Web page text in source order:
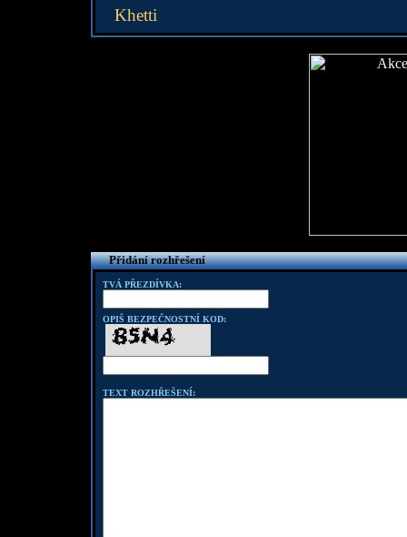
Khetti
Přidání rozhřešení
TVÁ PŘEZDÍVKA:
OPIŠ BEZPEČNOSTNÍ KOD:
TEXT ROZHŘEŠENÍ: